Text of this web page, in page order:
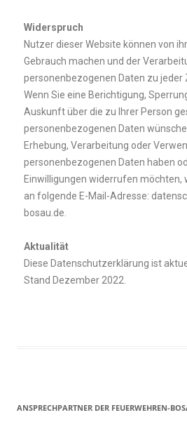
Widerspruch
Nutzer dieser Website können von
Gebrauch machen und der
personenbezogenen Daten zu jeder
Wenn Sie eine Berichtigung,
Auskunft über die zu Ihrer Person
personenbezogenen Daten
Erhebung, Verarbeitung oder
personenbezogenen Daten haben
Einwilligungen widerrufen möchten,
an folgende E-Mail-Adresse:
bosau.de.
Aktualität
Diese Datenschutzerklärung ist
Stand Dezember 2022.
ANSPRECHPARTNER DER FEUERWEHREN-